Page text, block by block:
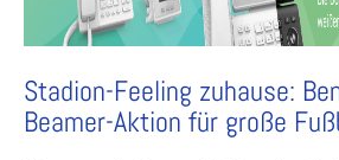
Stadion-Feeling zuhause:
Beamer-Aktion für große